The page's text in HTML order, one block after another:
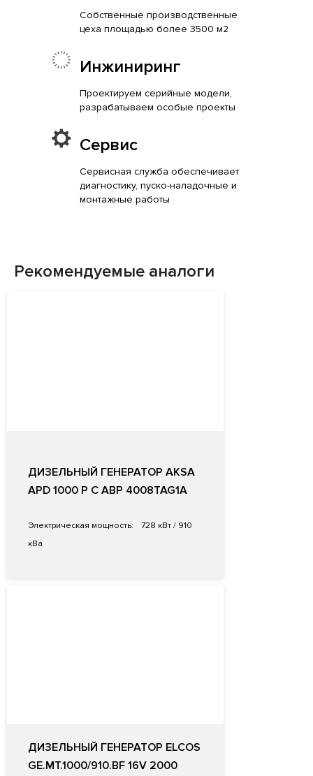
Собственные производственные
цеха площадью более 3500 м2
Инжиниринг
Проектируем серийные модели,
разрабатываем особые проекты
Сервис
Сервисная служба обеспечивает
диагностику, пуско-наладочные и
монтажные работы
Рекомендуемые аналоги
ДИЗЕЛЬНЫЙ ГЕНЕРАТОР AKSA
APD 1000 P С АВР 4008TAG1A
Электрическая мощность:
728 кВт / 910
кВа
ДИЗЕЛЬНЫЙ ГЕНЕРАТОР ELCOS
GE.MT.1000/910.BF 16V 2000